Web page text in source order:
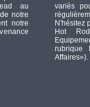
au
notre
notre
variés
N'hésitez
Hot
rubrique
Affaires»).